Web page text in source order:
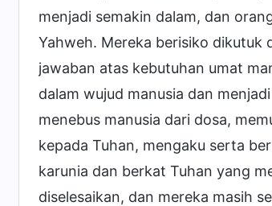
menjadi semakin dalam, dan
Yahweh. Mereka berisiko dikutuk
jawaban atas kebutuhan umat
dalam wujud manusia dan
menebus manusia dari dosa,
kepada Tuhan, mengaku serta
karunia dan berkat Tuhan yang
diselesaikan, dan mereka masih